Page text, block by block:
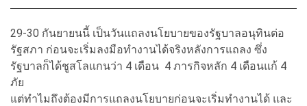
29-30 กันยายนนี้ เป็นวันแถลงนโยบายของรัฐบาลอนุทินต่อ
รัฐสภา ก่อนจะเริ่มลงมือทำงานได้จริงหลังการแถลง ซึ่ง
รัฐบาลก็ได้ชูสโลแกนว่า 4 เดือน 4 ภารกิจหลัก 4 เดือนแก้ 4
ภัย
แต่ทำไมถึงต้องมีการแถลงนโยบายก่อนจะเริ่มทำงานได้ และ